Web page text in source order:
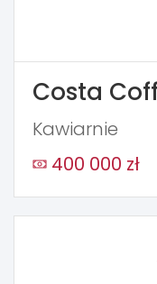
Costa
Kawiarnie
400 000 zł